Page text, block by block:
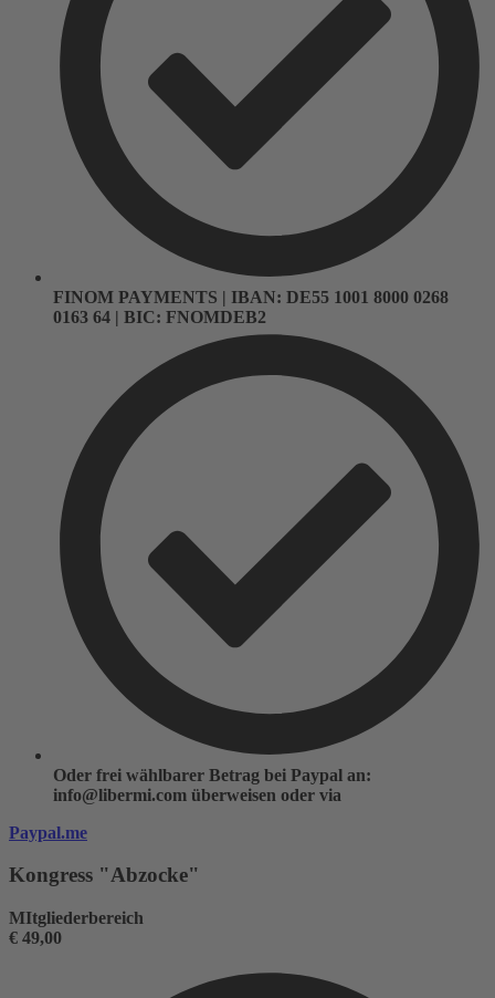
FINOM PAYMENTS | IBAN: DE55 1001 8000 0268
0163 64 | BIC: FNOMDEB2
Oder frei wählbarer Betrag bei Paypal an:
info@libermi.com überweisen oder via
Paypal.me
Kongress "Abzocke"
MItgliederbereich
€ 49,00